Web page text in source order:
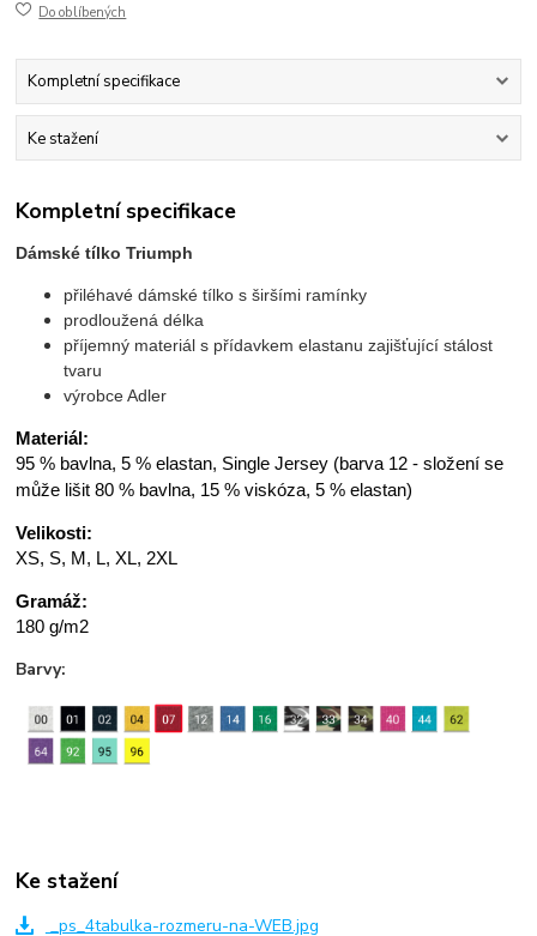
Do oblíbených
Kompletní specifikace
Ke stažení
Kompletní specifikace
Dámské tílko Triumph
přiléhavé dámské tílko s širšími ramínky
prodloužená délka
příjemný materiál s přídavkem elastanu zajišťující stálost
tvaru
výrobce Adler
Materiál:
95 % bavlna, 5 % elastan, Single Jersey (barva 12 - složení se
může lišit 80 % bavlna, 15 % viskóza, 5 % elastan)
Velikosti:
XS, S, M, L, XL, 2XL
Gramáž:
180 g/m2
Barvy:
Ke stažení
_ps_4tabulka-rozmeru-na-WEB.jpg